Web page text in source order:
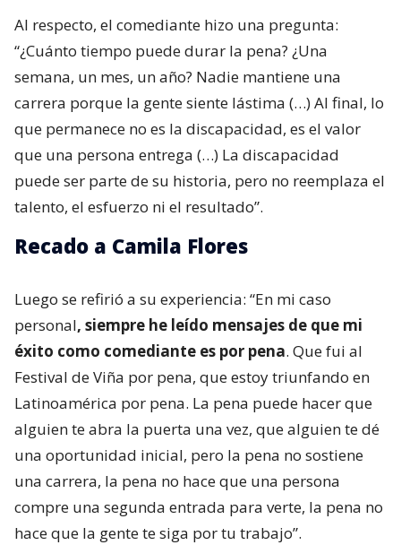
Al respecto, el comediante hizo una pregunta:
“¿Cuánto tiempo puede durar la pena? ¿Una
semana, un mes, un año? Nadie mantiene una
carrera porque la gente siente lástima (…) Al final, lo
que permanece no es la discapacidad, es el valor
que una persona entrega (…) La discapacidad
puede ser parte de su historia, pero no reemplaza el
talento, el esfuerzo ni el resultado”.
Recado a Camila Flores
Luego se refirió a su experiencia: “En mi caso
personal, siempre he leído mensajes de que mi
éxito como comediante es por pena. Que fui al
Festival de Viña por pena, que estoy triunfando en
Latinoamérica por pena. La pena puede hacer que
alguien te abra la puerta una vez, que alguien te dé
una oportunidad inicial, pero la pena no sostiene
una carrera, la pena no hace que una persona
compre una segunda entrada para verte, la pena no
hace que la gente te siga por tu trabajo”.